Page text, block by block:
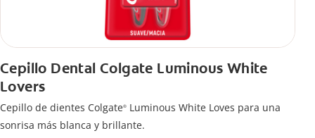
Cepillo Dental Colgate Luminous White
Lovers
Cepillo de dientes Colgate® Luminous White Loves para una
sonrisa más blanca y brillante.